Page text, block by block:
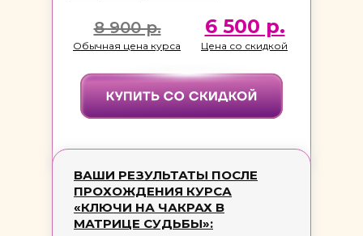
Обычная цена курса Цена со скидкой
6 500 р.
8 900 р.
ВАШИ РЕЗУЛЬТАТЫ ПОСЛЕ
ПРОХОЖДЕНИЯ КУРСА
«КЛЮЧИ НА ЧАКРАХ В
МАТРИЦЕ СУДЬБЫ»: